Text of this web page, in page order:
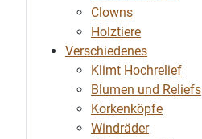
Clowns
Holztiere
Verschiedenes
Klimt Hochrelief
Blumen und Reliefs
Korkenköpfe
Windräder